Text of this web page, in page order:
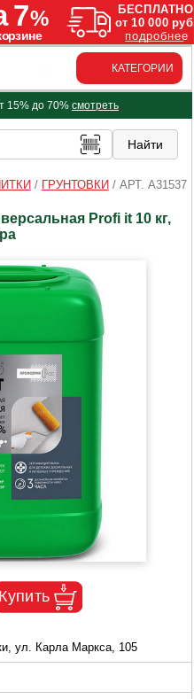
КАТЕГОРИИ
15% до 70% смотреть
/ ГРУНТОВКИ / АРТ. A31537
Profi it 10 кг,
ул. Карла Маркса, 105